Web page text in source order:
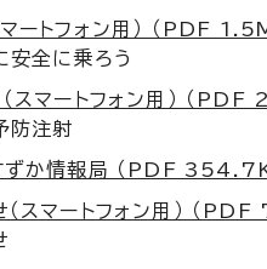
ートフォン用） （PDF
安全に乗ろう
スマートフォン用） （
防注射
ずか情報局 （PDF
（スマートフォン用） （